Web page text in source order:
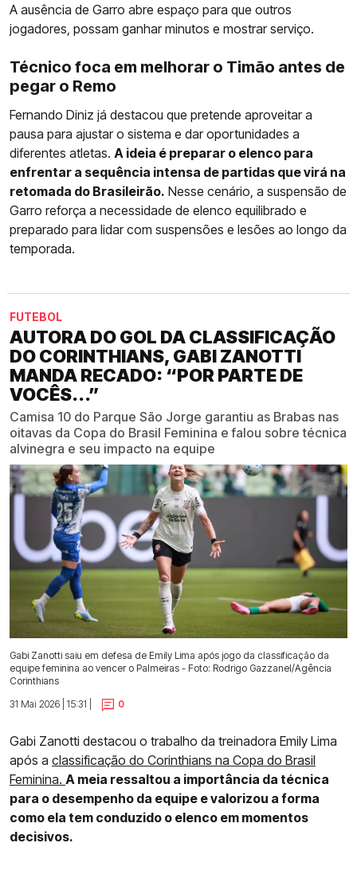
A ausência de Garro abre espaço para que outros
jogadores, possam ganhar minutos e mostrar serviço.
Técnico foca em melhorar o Timão antes de
pegar o Remo
Fernando Diniz já destacou que pretende aproveitar a
pausa para ajustar o sistema e dar oportunidades a
diferentes atletas. A ideia é preparar o elenco para
enfrentar a sequência intensa de partidas que virá na
retomada do Brasileirão. Nesse cenário, a suspensão de
Garro reforça a necessidade de elenco equilibrado e
preparado para lidar com suspensões e lesões ao longo da
temporada.
FUTEBOL
AUTORA DO GOL DA CLASSIFICAÇÃO
DO CORINTHIANS, GABI ZANOTTI
MANDA RECADO: “POR PARTE DE
VOCÊS...”
Camisa 10 do Parque São Jorge garantiu as Brabas nas
oitavas da Copa do Brasil Feminina e falou sobre técnica
alvinegra e seu impacto na equipe
Gabi Zanotti saiu em defesa de Emily Lima após jogo da classificação da
equipe feminina ao vencer o Palmeiras - Foto: Rodrigo Gazzanel/Agência
Corinthians
31 Mai 2026 | 15:31 |
0
Gabi Zanotti destacou o trabalho da treinadora Emily Lima
após a classificação do Corinthians na Copa do Brasil
Feminina. A meia ressaltou a importância da técnica
para o desempenho da equipe e valorizou a forma
como ela tem conduzido o elenco em momentos
decisivos.